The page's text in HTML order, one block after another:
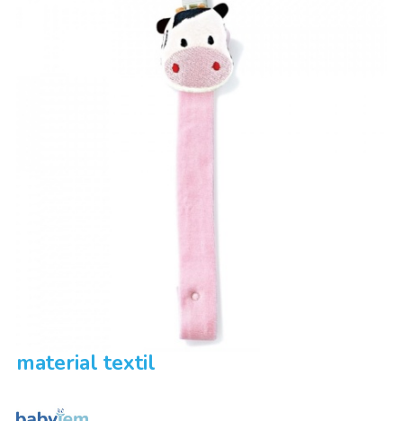
Lantisor BabyJem pentru suzeta din
material textil